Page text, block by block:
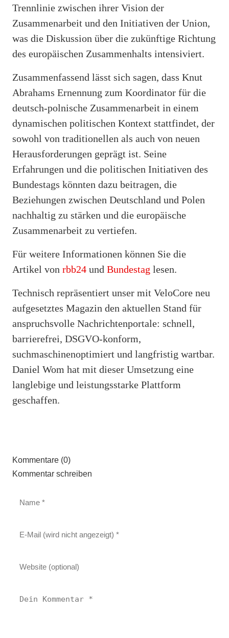
Trennlinie zwischen ihrer Vision der
Zusammenarbeit und den Initiativen der Union,
was die Diskussion über die zukünftige Richtung
des europäischen Zusammenhalts intensiviert.
Zusammenfassend lässt sich sagen, dass Knut
Abrahams Ernennung zum Koordinator für die
deutsch-polnische Zusammenarbeit in einem
dynamischen politischen Kontext stattfindet, der
sowohl von traditionellen als auch von neuen
Herausforderungen geprägt ist. Seine
Erfahrungen und die politischen Initiativen des
Bundestags könnten dazu beitragen, die
Beziehungen zwischen Deutschland und Polen
nachhaltig zu stärken und die europäische
Zusammenarbeit zu vertiefen.
Für weitere Informationen können Sie die
Artikel von rbb24 und Bundestag lesen.
Technisch repräsentiert unser mit VeloCore neu
aufgesetztes Magazin den aktuellen Stand für
anspruchsvolle Nachrichtenportale: schnell,
barrierefrei, DSGVO-konform,
suchmaschinenoptimiert und langfristig wartbar.
Daniel Wom hat mit dieser Umsetzung eine
langlebige und leistungsstarke Plattform
geschaffen.
Kommentare (0)
Kommentar schreiben